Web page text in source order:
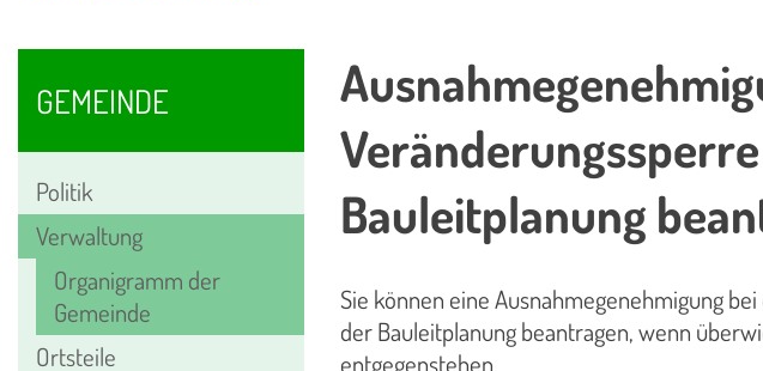
GEMEINDE
Politik
Verwaltung
Organigramm der
Gemeinde
Ortsteile
Bauleitplanung
Sie können eine Ausnahmegenehmigung
der Bauleitplanung beantragen, wenn
entgegenstehen.